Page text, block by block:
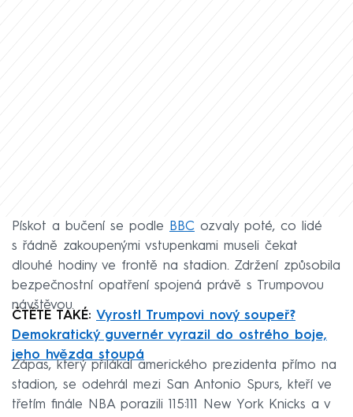
Pískot a bučení se podle BBC ozvaly poté, co lidé
s řádně zakoupenými vstupenkami museli čekat
dlouhé hodiny ve frontě na stadion. Zdržení způsobila
bezpečnostní opatření spojená právě s Trumpovou
návštěvou.
ČTĚTE TAKÉ: Vyrostl Trumpovi nový soupeř?
Demokratický guvernér vyrazil do ostrého boje,
jeho hvězda stoupá
Zápas, který přilákal amerického prezidenta přímo na
stadion, se odehrál mezi San Antonio Spurs, kteří ve
třetím finále NBA porazili 115:111 New York Knicks a v